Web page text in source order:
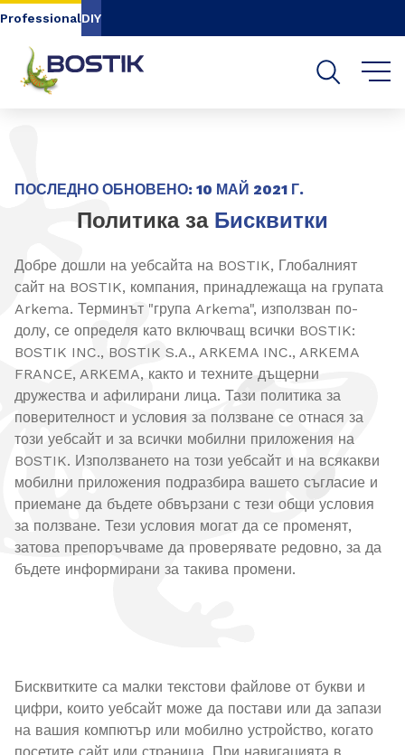
Go to content
ProfessionalDIY
ПОСЛЕДНО ОБНОВЕНО: 10 МАЙ 2021 Г.
Политика за Бисквитки
Добре дошли на уебсайта на BOSTIK, Глобалният
сайт на BOSTIK, компания, принадлежаща на групата
Arkema. Терминът "група Arkema", използван по-
долу, се определя като включващ всички BOSTIK:
BOSTIK INC., BOSTIK S.A., ARKEMA INC., ARKEMA
FRANCE, ARKEMA, както и техните дъщерни
дружества и афилирани лица. Тази политика за
поверителност и условия за ползване се отнася за
този уебсайт и за всички мобилни приложения на
BOSTIK. Използването на този уебсайт и на всякакви
мобилни приложения подразбира вашето съгласие и
приемане да бъдете обвързани с тези общи условия
за ползване. Тези условия могат да се променят,
затова препоръчваме да проверявате редовно, за да
бъдете информирани за такива промени.
Бисквитките са малки текстови файлове от букви и
цифри, които уебсайт може да постави или да запази
на вашия компютър или мобилно устройство, когато